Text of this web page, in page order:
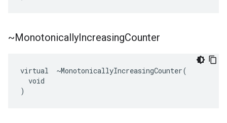
~MonotonicallyIncreasingCounter
virtual  ~MonotonicallyIncreasingCounter(
  void
)